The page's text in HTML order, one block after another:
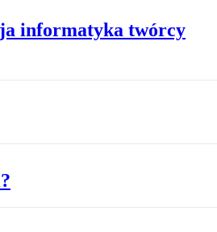
informatyka twórcy